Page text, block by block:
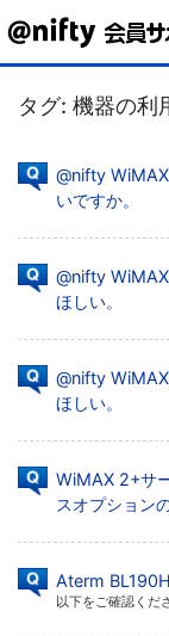
Skip
contentタグ: 機器の利
@nifty
いですか。
@nifty
ほしい。
@nifty
ほしい。
WiMAX 2+サ
スオプション
Aterm